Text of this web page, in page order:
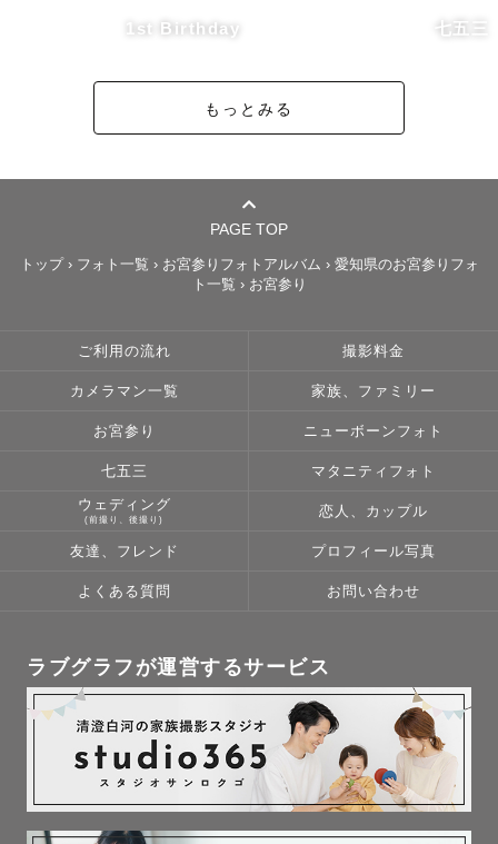
撮影が初めて、慣れてないという方でも大丈夫です。
息子たちと日々過ごしているのでお写真が苦手な方やそう
いったお子さんのママやパパの気持ちがわかります。
写真だけでなくその撮影の時間が思い出となるよう全力で
大切な写真を残すために、ぜひ撮影をお任せください♪
👶ニューボーン撮影について
メラマンです。
生まれたばかりの、ふにゃふにゃのかわいい赤ちゃん。
気持ちや体にもしっかり寄り添いながら撮影していきま
🌷アートニューボーン通常プラン内容🌷
金額: 43,780円（税込）
撮影時間:2時間
納品枚数:40枚（うちアートフォト15-20枚程度）
･おくるみ２ポーズ（おくるみカラー、巻き方、スタイリン
グを変えながら撮ります）
+兄弟･家族写真
1st Birthday 七五三
もっとみる
PAGE TOP
トップ› フォト一覧 › お宮参りフォトアルバム › 愛知県のお宮参りフォ
ト一覧 › お宮参り
ご利用の流れ 撮影料金
カメラマン一覧 家族、ファミリー
お宮参り ニューボーンフォト
七五三 マタニティフォト
ウェディング
(前撮り、後撮り)
恋人、カップル
友達、フレンド プロフィール写真
よくある質問 お問い合わせ
ラブグラフが運営するサービス